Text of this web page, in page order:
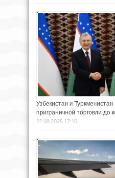
Узбекистан и Туркменистан
приграничной торговли до
22.08.2025 17:10